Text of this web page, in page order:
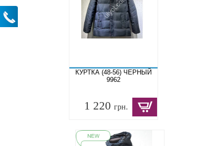
КУРТКА (48-56) ЧЕРНЫЙ
9962
1 220грн.